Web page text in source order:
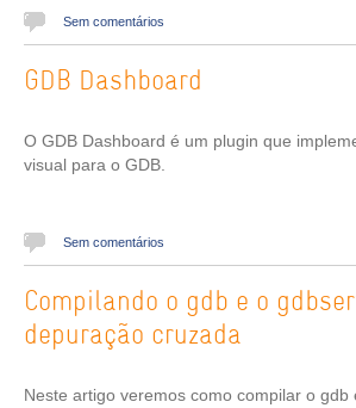
Sem comentários
GDB Dashboard
O GDB Dashboard é um plugin que
visual para o GDB.
Sem comentários
Compilando o gdb e o
depuração cruzada
Neste artigo veremos como compilar o gdb